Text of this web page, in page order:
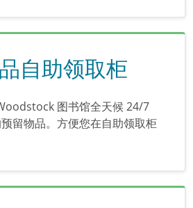
自助领取柜
图书馆全天候 24/7
留物品。方便您在自助领取柜